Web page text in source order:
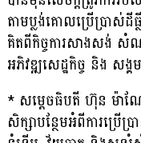
តាមប្លង់គោលប្រើប្រាស់ដី
គិតពី​កិច្ចការសាងសង់ សំណ
អភិវឌ្ឍសេដ្ឋកិច្ច និង សង្គ
* សម្តេចធិបតី ហ៊ុន ម៉ាណែ
សិក្សាបន្ថែមអំពីការប្រើ